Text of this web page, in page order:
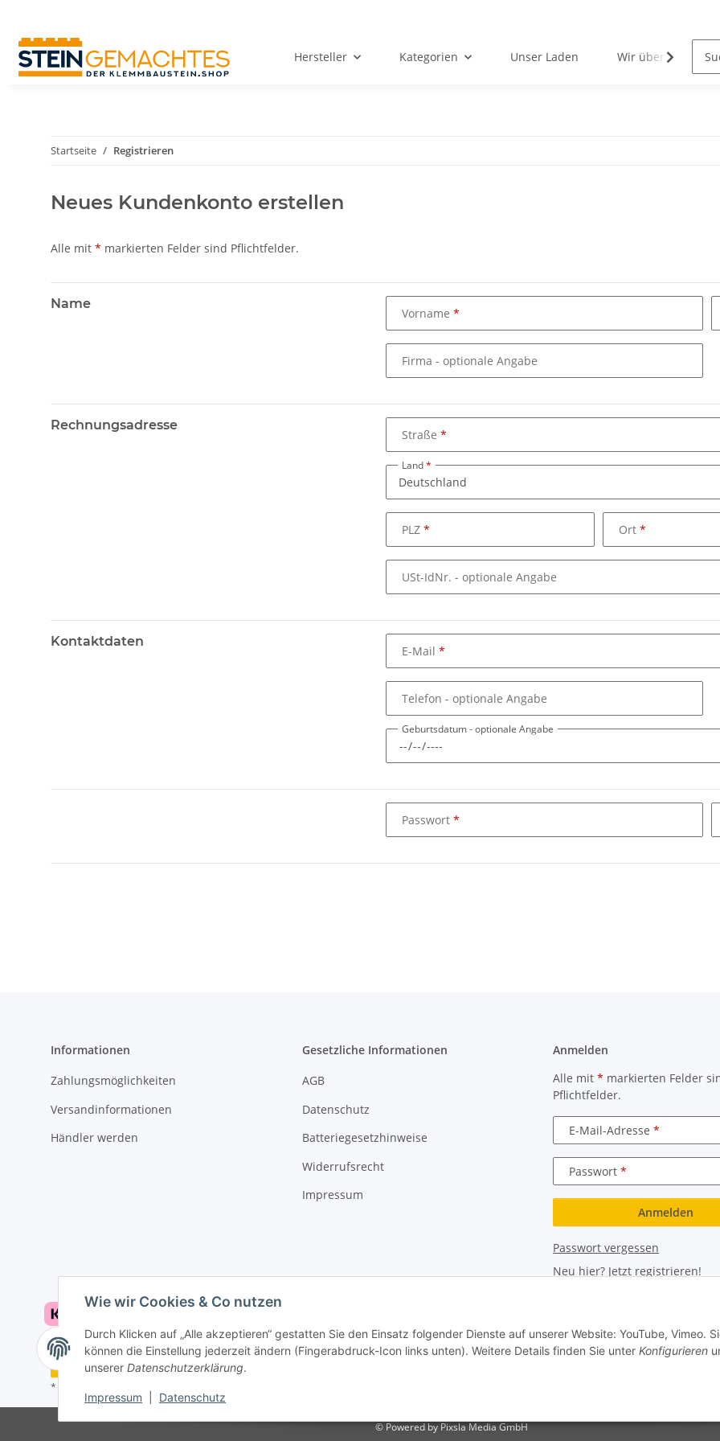
Wie wir Cookies & Co nutzen
Durch Klicken auf „Alle akzeptieren“ gestatten Sie den Einsatz folgender Dienste auf unserer Website: YouTube, Vimeo.
können die Einstellung jederzeit ändern (Fingerabdruck-Icon links unten). Weitere Details finden Sie unter Konfigurieren
unserer Datenschutzerklärung.
Impressum Datenschutz
Hersteller Kategorien Unser Laden Wir über uns
Startseite Registrieren
Neues Kundenkonto erstellen
Alle mit * markierten Felder sind Pflichtfelder.
Name
Vorname
Firma - optionale Angabe
Rechnungsadresse
Straße
Land
PLZ Ort
USt-IdNr. - optionale Angabe
Kontaktdaten
E-Mail
Telefon - optionale Angabe
Geburtsdatum- optionale Angabe
Passwort
Informationen
Zahlungsmöglichkeiten
Versandinformationen
Händler werden
Gesetzliche Informationen
AGB
Datenschutz
Batteriegesetzhinweise
Widerrufsrecht
Impressum
Anmelden
Alle mit * markierten Felder
Pflichtfelder.
E-Mail-Adresse
Passwort
Anmelden
Passwort vergessen
Neu hier? Jetzt registrieren!
Vertrag widerrufen
* Alle Preise inkl. gesetzlicher USt., zzgl.
© Powered by Pixsla Media GmbH